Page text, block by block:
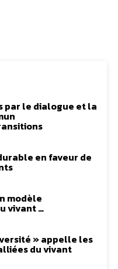
le dialogue et la
en faveur de
modèle
vivant …
» appelle les
du vivant